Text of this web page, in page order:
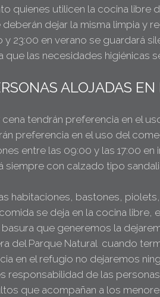
quienes utilicen la cocina libre
dejar la misma limpia y
y 23:00 en verano se guardará
que las necesidades higiénicas
ALOJADAS
tendrán preferencia en el
preferencia en el uso del
entre las 09:00 y las 17:00
siempre con calzado tipo
habitaciones, bastones,
se deja en la cocina libre,
que generemos la
del Parque Natural cuando
en el refugio no dejaremos
responsabilidad de las
que acompañan a los